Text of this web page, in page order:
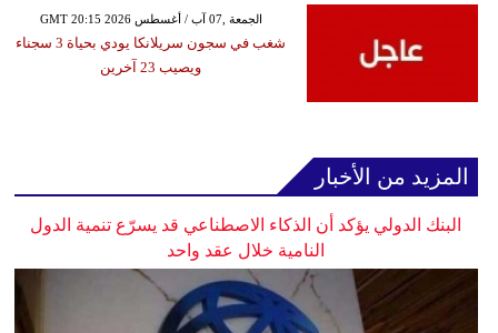
GMT 20:15 2026 الجمعة ,07 آب / أغسطس
شغب في سجون سريلانكا يودي بحياة 3 سجناء
ويصيب 23 آخرين
المزيد من الأخبار
البنك الدولي يؤكد أن الذكاء الاصطناعي قد يسرّع تنمية الدول
النامية خلال عقد واحد